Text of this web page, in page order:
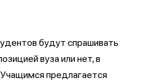
будут спрашивать
вуза или нет, в
Учащимся предлагается